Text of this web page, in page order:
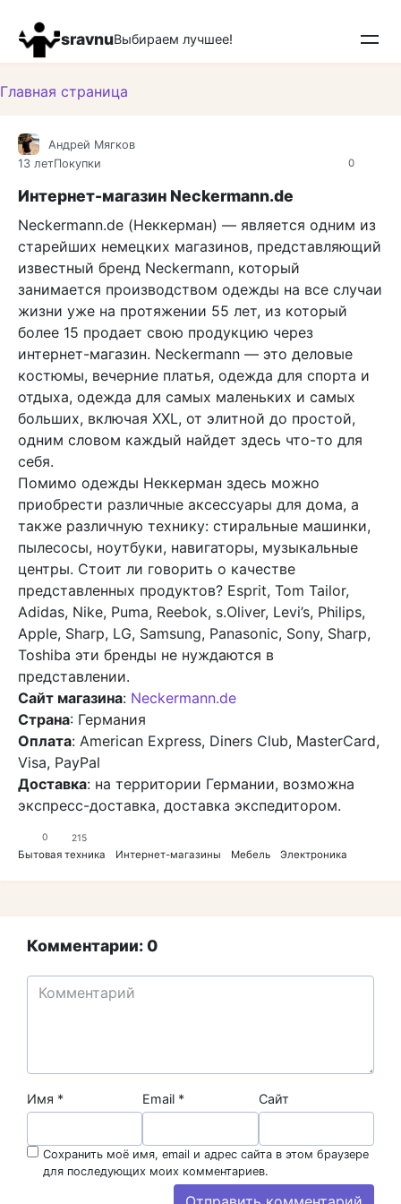
контенту
sravnuВыбираем лучшее!
Главная страница
0
Андрей Мягков
13 летПокупки
Интернет-магазин Neckermann.de
Neckermann.de (Неккерман) — является одним из
старейших немецких магазинов, представляющий
известный бренд Neckermann, который
занимается производством одежды на все случаи
жизни уже на протяжении 55 лет, из который
более 15 продает свою продукцию через
интернет-магазин. Neckermann — это деловые
костюмы, вечерние платья, одежда для спорта и
отдыха, одежда для самых маленьких и самых
больших, включая XXL, от элитной до простой,
одним словом каждый найдет здесь что-то для
себя.
Помимо одежды Неккерман здесь можно
приобрести различные аксессуары для дома, а
также различную технику: стиральные машинки,
пылесосы, ноутбуки, навигаторы, музыкальные
центры. Стоит ли говорить о качестве
представленных продуктов? Esprit, Tom Tailor,
Adidas, Nike, Puma, Reebok, s.Oliver, Levi’s, Philips,
Apple, Sharp, LG, Samsung, Panasonic, Sony, Sharp,
Toshiba эти бренды не нуждаются в
представлении.
Сайт магазина: Neckermann.de
Страна: Германия
Оплата: American Express, Diners Club, MasterCard,
Visa, PayPal
Доставка: на территории Германии, возможна
экспресс-доставка, доставка экспедитором.
0 215
Бытовая техника Интернет-магазины Мебель Электроника
Комментарии: 0
Имя * Email * Сайт
Сохранить моё имя, email и адрес сайта в этом браузере
для последующих моих комментариев.